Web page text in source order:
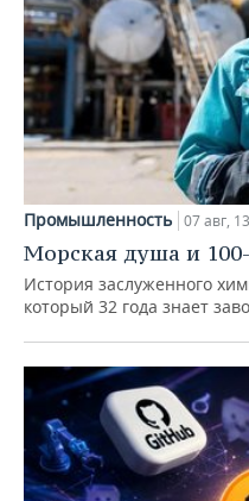
Промышленность 07 авг,
Морская душа и
История заслуженного
который 32 года знает